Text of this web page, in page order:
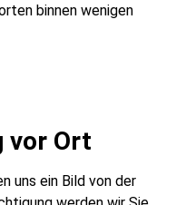
binnen wenigen
vor Ort
uns ein Bild von der